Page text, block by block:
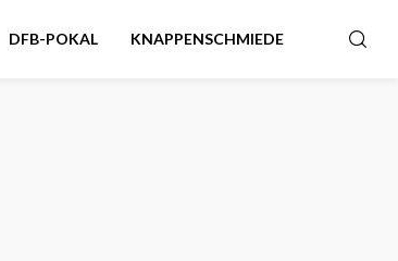
DFB-POKAL KNAPPENSCHMIEDE